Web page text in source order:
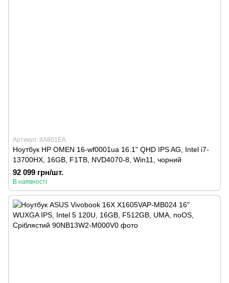
Артикул: 8A801EA
Ноутбук HP OMEN 16-wf0001ua 16.1" QHD IPS AG, Intel i7-
13700HX, 16GB, F1TB, NVD4070-8, Win11, чорний
92 099 грн/шт.
В наявності